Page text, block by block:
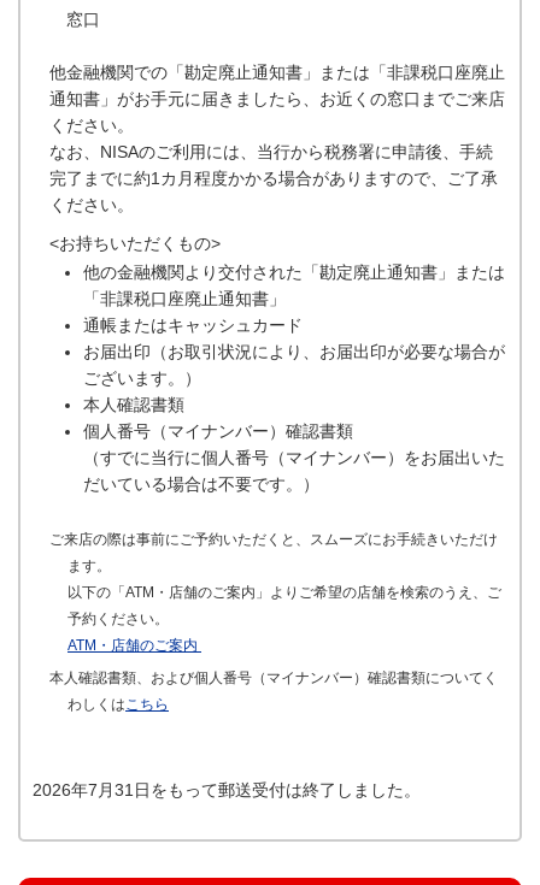
窓口
他金融機関での「勘定廃止通知書」または「非課税口座廃止
通知書」がお手元に届きましたら、お近くの窓口までご来店
ください。
なお、NISAのご利用には、当行から税務署に申請後、手続
完了までに約1カ月程度かかる場合がありますので、ご了承
ください。
<お持ちいただくもの>
他の金融機関より交付された「勘定廃止通知書」または
「非課税口座廃止通知書」
通帳またはキャッシュカード
お届出印（お取引状況により、お届出印が必要な場合が
ございます。）
本人確認書類
個人番号（マイナンバー）確認書類
（すでに当行に個人番号（マイナンバー）をお届出いた
だいている場合は不要です。）
ご来店の際は事前にご予約いただくと、スムーズにお手続きいただけ
ます。
以下の「ATM・店舗のご案内」よりご希望の店舗を検索のうえ、ご
予約ください。
ATM・店舗のご案内
本人確認書類、および個人番号（マイナンバー）確認書類についてく
わしくは こちら
2026年7月31日をもって郵送受付は終了しました。